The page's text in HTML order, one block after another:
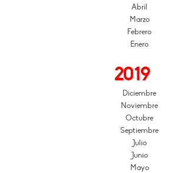
Abril
Marzo
Febrero
Enero
2019
Diciembre
Noviembre
Octubre
Septiembre
Julio
Junio
Mayo